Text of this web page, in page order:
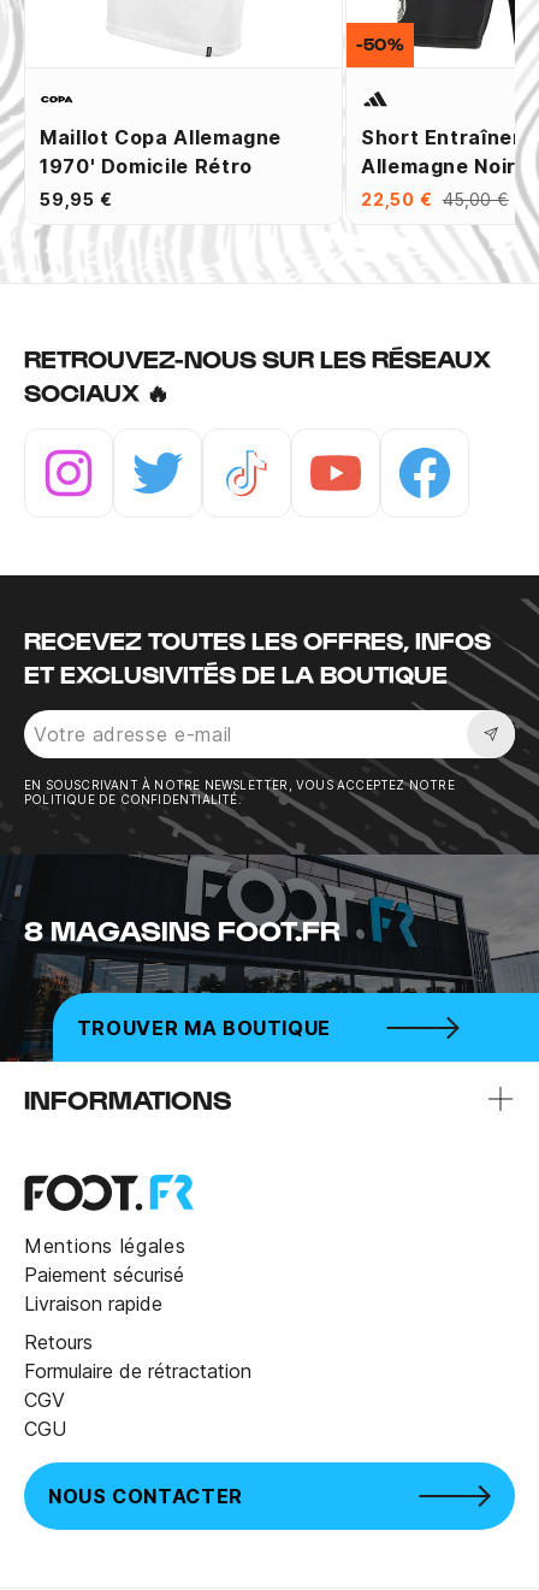
Maillot Copa Allemagne
1970' Domicile Rétro
59,95 €
Short
Allemagne Noir
22,50 € 45,00 €
-50%
RETROUVEZ-NOUS SUR LES RÉSEAUX
SOCIAUX 🔥
RECEVEZ TOUTES LES OFFRES, INFOS
ET EXCLUSIVITÉS DE LA BOUTIQUE
EN SOUSCRIVANT À NOTRE NEWSLETTER, VOUS ACCEPTEZ NOTRE
POLITIQUE DE CONFIDENTIALITÉ.
8 MAGASINS FOOT.FR
TROUVER MA BOUTIQUE
INFORMATIONS
Mentions légales
Paiement sécurisé
Livraison rapide
Retours
Formulaire de rétractation
CGV
CGU
NOUS CONTACTER